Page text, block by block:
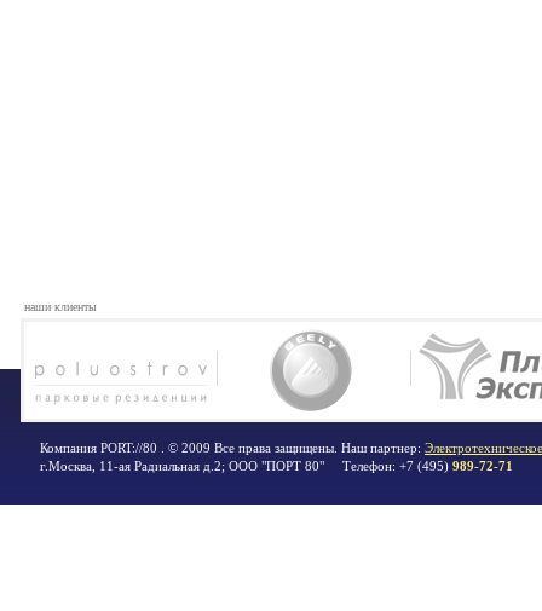
наши клиенты
Компания PORT://80 . © 2009 Все права защищены. Наш партнер:
г.Москва 11-ая Радиальная д.2; ООО "ПОРТ 80" Телефон: +7 (495) 989-72-71